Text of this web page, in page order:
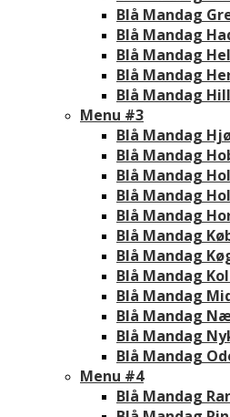
Blå Mandag
Blå Mandag
Blå Mandag
Blå Mandag
Blå Mandag
Menu #3
Blå Mandag
Blå Mandag
Blå Mandag
Blå Mandag
Blå Mandag
Blå Mandag
Blå Mandag
Blå Mandag
Blå Mandag
Blå Mandag
Blå Mandag
Blå Mandag
Menu #4
Blå Mandag